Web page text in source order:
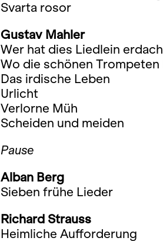
Svarta rosor
Gustav Mahler
Wer hat dies Liedlein
Wo die schönen Trompeten
Das irdische Leben
Urlicht
Verlorne Müh
Scheiden und meiden
Pause
Alban Berg
Sieben frühe Lieder
Richard Strauss
Heimliche Aufforderung